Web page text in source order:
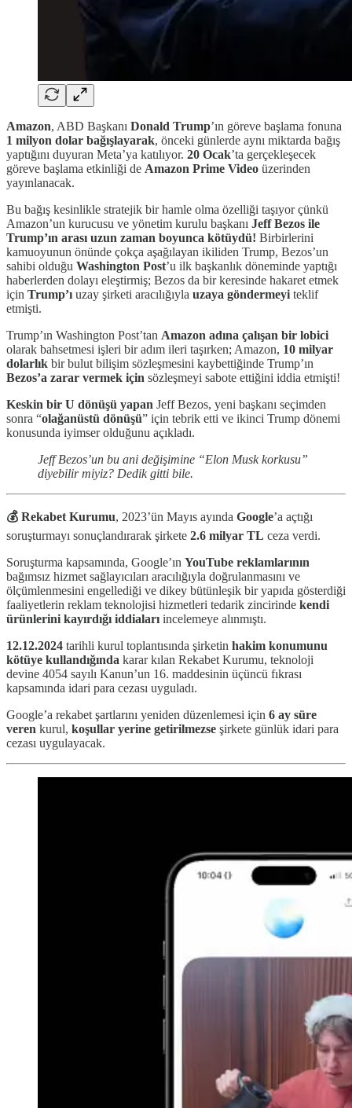
Amazon, ABD Başkanı Donald Trump’ın göreve başlama fonuna
1 milyon dolar bağışlayarak, önceki günlerde aynı miktarda bağış
yaptığını duyuran Meta’ya katılıyor. 20 Ocak’ta gerçekleşecek
göreve başlama etkinliği de Amazon Prime Video üzerinden
yayınlanacak.
Bu bağış kesinlikle stratejik bir hamle olma özelliği taşıyor çünkü
Amazon’un kurucusu ve yönetim kurulu başkanı Jeff Bezos ile
Trump’ın arası uzun zaman boyunca kötüydü! Birbirlerini
kamuoyunun önünde çokça aşağılayan ikiliden Trump, Bezos’un
sahibi olduğu Washington Post’u ilk başkanlık döneminde yaptığı
haberlerden dolayı eleştirmiş; Bezos da bir keresinde hakaret etmek
için Trump’ı uzay şirketi aracılığıyla uzaya göndermeyi teklif
etmişti.
Trump’ın Washington Post’tan Amazon adına çalışan bir lobici
olarak bahsetmesi işleri bir adım ileri taşırken; Amazon, 10 milyar
dolarlık bir bulut bilişim sözleşmesini kaybettiğinde Trump’ın
Bezos’a zarar vermek için sözleşmeyi sabote ettiğini iddia etmişti!
Keskin bir U dönüşü yapan Jeff Bezos, yeni başkanı seçimden
sonra “olağanüstü dönüşü” için tebrik etti ve ikinci Trump dönemi
konusunda iyimser olduğunu açıkladı.
Jeff Bezos’un bu ani değişimine “Elon Musk korkusu”
diyebilir miyiz? Dedik gitti bile.
💰 Rekabet Kurumu, 2023’ün Mayıs ayında Google’a açtığı
soruşturmayı sonuçlandırarak şirkete 2.6 milyar TL ceza verdi.
Soruşturma kapsamında, Google’ın YouTube reklamlarının
bağımsız hizmet sağlayıcıları aracılığıyla doğrulanmasını ve
ölçümlenmesini engellediği ve dikey bütünleşik bir yapıda gösterdiği
faaliyetlerin reklam teknolojisi hizmetleri tedarik zincirinde kendi
ürünlerini kayırdığı iddiaları incelemeye alınmıştı.
12.12.2024 tarihli kurul toplantısında şirketin hakim konumunu
kötüye kullandığında karar kılan Rekabet Kurumu, teknoloji
devine 4054 sayılı Kanun’un 16. maddesinin üçüncü fıkrası
kapsamında idari para cezası uyguladı.
Google’a rekabet şartlarını yeniden düzenlemesi için 6 ay süre
veren kurul, koşullar yerine getirilmezse şirkete günlük idari para
cezası uygulayacak.